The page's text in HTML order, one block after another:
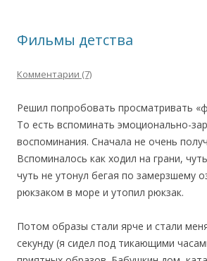
Фильмы детства
Комментарии (7)
Решил попробовать просматривать
То есть вспоминать эмоционально-
воспоминания. Сначала не очень
Вспоминалось как ходил на грани,
чуть не утонул бегая по замерзшему
рюкзаком в море и утопил рюкзак.
Потом образы стали ярче и стали
секунду (я сидел под тикающими